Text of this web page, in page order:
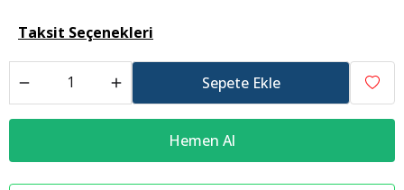
Taksit Seçenekleri
Sepete Ekle
Hemen Al